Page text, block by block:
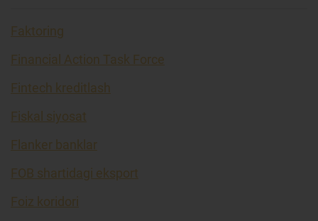
Faktoring
Financial Action Task Force
Fintech kreditlash
Fiskal siyosat
Flanker banklar
FOB shartidagi eksport
Foiz koridori